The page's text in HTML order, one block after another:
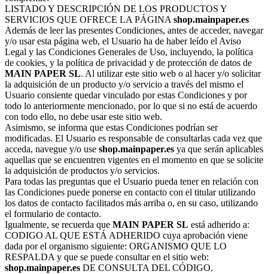
LISTADO Y DESCRIPCIÓN DE LOS PRODUCTOS Y
SERVICIOS QUE OFRECE LA PÁGINA shop.mainpaper.es
Además de leer las presentes Condiciones, antes de acceder, navegar
y/o usar esta página web, el Usuario ha de haber leído el Aviso
Legal y las Condiciones Generales de Uso, incluyendo, la política
de cookies, y la política de privacidad y de protección de datos de
MAIN PAPER SL. Al utilizar este sitio web o al hacer y/o solicitar
la adquisición de un producto y/o servicio a través del mismo el
Usuario consiente quedar vinculado por estas Condiciones y por
todo lo anteriormente mencionado, por lo que si no está de acuerdo
con todo ello, no debe usar este sitio web.
Asimismo, se informa que estas Condiciones podrían ser
modificadas. El Usuario es responsable de consultarlas cada vez que
acceda, navegue y/o use shop.mainpaper.es ya que serán aplicables
aquellas que se encuentren vigentes en el momento en que se solicite
la adquisición de productos y/o servicios.
Para todas las preguntas que el Usuario pueda tener en relación con
las Condiciones puede ponerse en contacto con el titular utilizando
los datos de contacto facilitados más arriba o, en su caso, utilizando
el formulario de contacto.
Igualmente, se recuerda que MAIN PAPER SL está adherido a:
CODIGO AL QUE ESTÁ ADHERIDO cuya aprobación viene
dada por el organismo siguiente: ORGANISMO QUE LO
RESPALDA y que se puede consultar en el sitio web:
shop.mainpaper.es DE CONSULTA DEL CÓDIGO.